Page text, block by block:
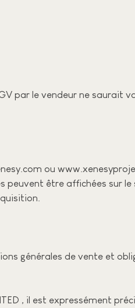
par le vendeur ne saurait
ou
peuvent être affichées sur
générales de vente et
, il est expressément